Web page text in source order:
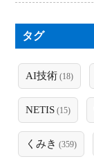
タグ
AI技術 (18)
NETIS (15)
くみき (359)